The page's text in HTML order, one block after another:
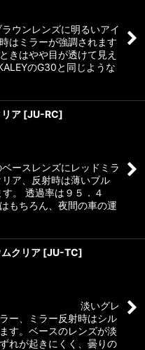
ウンレンズに明るいアイ
はミラーが強調されます
きはやや目が透けて見え
のG30と同じような
ア [JU-RC]
ースレンズにレッドミラ
ア、反射時は薄いブル
。 透過率は９５．４
もちろん、夜間の車の運
クリア [JU-TC]
リア 淡いグレ
ー、ミラー反射時はシル
す。ベースのレンズが淡
れが起きにくく、曇りの